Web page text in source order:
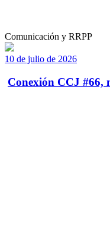
Comunicación y RRPP
10 de julio de 2026
Conexión CCJ #66,